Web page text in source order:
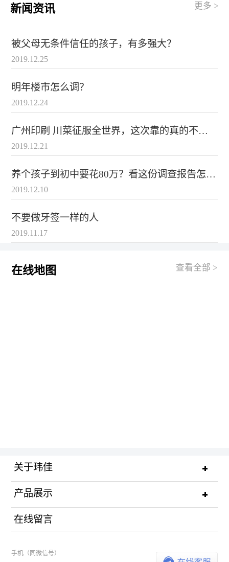
广州卷闸门清楚认识到好产品更需要好的售后服务。我们做的不
是一次性的销售，不是产品出手了，就把客户忘在九宵云外。玮
始，公司就会建立客户档案，定期电话回访使用情况，定期上门
查验使用效果，一年内三次上门检修、保养。公司还设有客户服
务反馈信箱，就是对我们的服务进行评分，提出意见和建设，所
有的这些目的只有一个就是办最好的广州卷闸厂提供更优质的产
户至上，为卷闸门服务”的理念，承接各类大型
计，生产，安装工程，与您一起发展宏图大志，共创盛世
辉煌
新闻资讯 更多 >
被父母无条件信任的孩子，有多强大？
2019.12.25
明年楼市怎么调？
2019.12.24
广州印刷 川菜征服全世界，这次靠的真的不是
辣！
2019.12.21
养个孩子到初中要花80万？看这份调查报告怎么
说
2019.12.10
不要做牙签一样的人
2019.11.17
在线地图 查看全部 >
关于玮佳
产品展示
在线留言
手机（同微信号）